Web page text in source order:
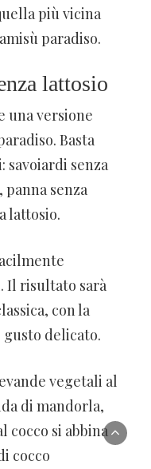
più vicina
paradiso.
lattosio
una versione
Basta
senza
senza
lattosio.
Il risultato sarà
con la
gusto delicato.
vegetali al
di mandorla,
cocco si abbina
cocco